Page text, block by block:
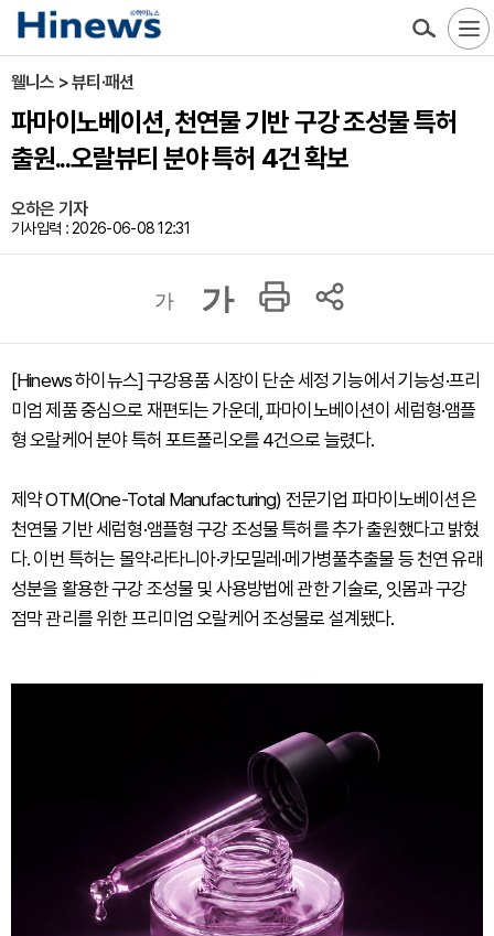
웰니스 > 뷰티·패션
파마이노베이션, 천연물 기반 구강 조성물 특허
출원...오랄뷰티 분야 특허 4건 확보
오하은 기자
기사입력 : 2026-06-08 12:31
가 가
[Hinews 하이뉴스] 구강용품 시장이 단순 세정 기능에서 기능성·프리
미엄 제품 중심으로 재편되는 가운데, 파마이노베이션이 세럼형·앰플
형 오랄케어 분야 특허 포트폴리오를 4건으로 늘렸다.
제약 OTM(One-Total Manufacturing) 전문기업 파마이노베이션은
천연물 기반 세럼형·앰플형 구강 조성물 특허를 추가 출원했다고 밝혔
다. 이번 특허는 몰약·라타니아·카모밀레·메가병풀추출물 등 천연 유래
성분을 활용한 구강 조성물 및 사용방법에 관한 기술로, 잇몸과 구강
점막 관리를 위한 프리미엄 오랄케어 조성물로 설계됐다.